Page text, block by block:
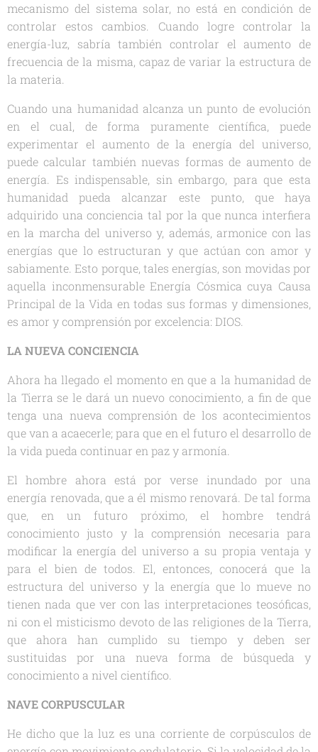
mecanismo del sistema solar, no está en condición de
controlar estos cambios. Cuando logre controlar la
energía-luz, sabría también controlar el aumento de
frecuencia de la misma, capaz de variar la estructura de
la materia.
Cuando una humanidad alcanza un punto de evolución
en el cual, de forma puramente científica, puede
experimentar el aumento de la energía del universo,
puede calcular también nuevas formas de aumento de
energía. Es indispensable, sin embargo, para que esta
humanidad pueda alcanzar este punto, que haya
adquirido una conciencia tal por la que nunca interfiera
en la marcha del universo y, además, armonice con las
energías que lo estructuran y que actúan con amor y
sabiamente. Esto porque, tales energías, son movidas por
aquella inconmensurable Energía Cósmica cuya Causa
Principal de la Vida en todas sus formas y dimensiones,
es amor y comprensión por excelencia: DIOS.
LA NUEVA CONCIENCIA
Ahora ha llegado el momento en que a la humanidad de
la Tierra se le dará un nuevo conocimiento, a fin de que
tenga una nueva comprensión de los acontecimientos
que van a acaecerle; para que en el futuro el desarrollo de
la vida pueda continuar en paz y armonía.
El hombre ahora está por verse inundado por una
energía renovada, que a él mismo renovará. De tal forma
que, en un futuro próximo, el hombre tendrá
conocimiento justo y la comprensión necesaria para
modificar la energía del universo a su propia ventaja y
para el bien de todos. El, entonces, conocerá que la
estructura del universo y la energía que lo mueve no
tienen nada que ver con las interpretaciones teosóficas,
ni con el misticismo devoto de las religiones de la Tierra,
que ahora han cumplido su tiempo y deben ser
sustituidas por una nueva forma de búsqueda y
conocimiento a nivel científico.
NAVE CORPUSCULAR
He dicho que la luz es una corriente de corpúsculos de